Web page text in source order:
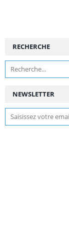
NEWSLETTER
RECHERCHE